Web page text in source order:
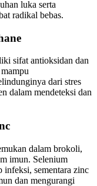
luka serta
radikal bebas.
sifat antioksidan dan
dari stres
dalam mendeteksi dan
dalam brokoli,
imun. Selenium
infeksi, sementara zinc
dan mengurangi